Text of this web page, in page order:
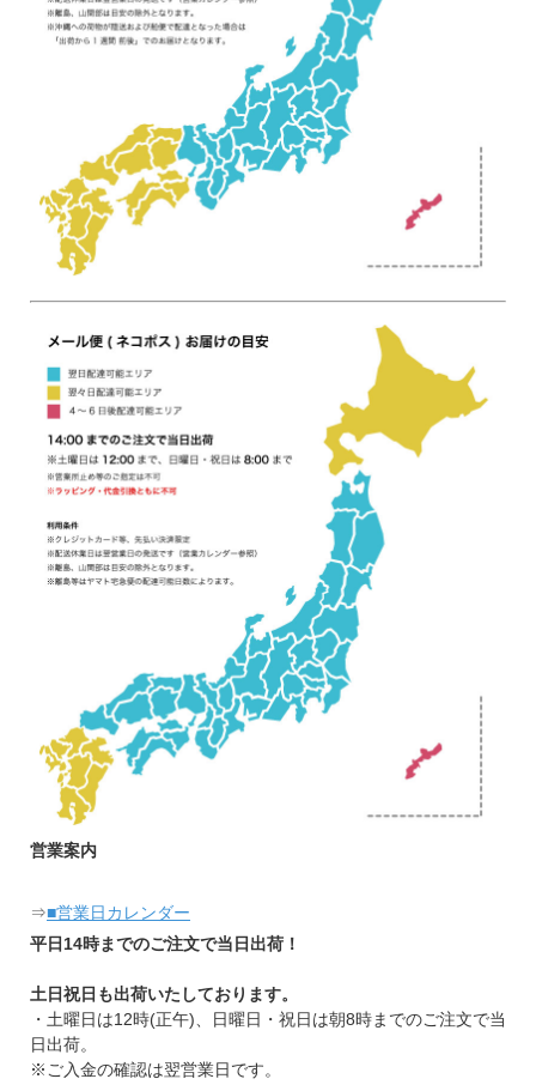
営業案内
⇒■営業日カレンダー
平日14時までのご注文で当日出荷！
土日祝日も出荷いたしております。
・土曜日は12時(正午)、日曜日・祝日は朝8時までのご注文で当
日出荷。
※ご入金の確認は翌営業日です。